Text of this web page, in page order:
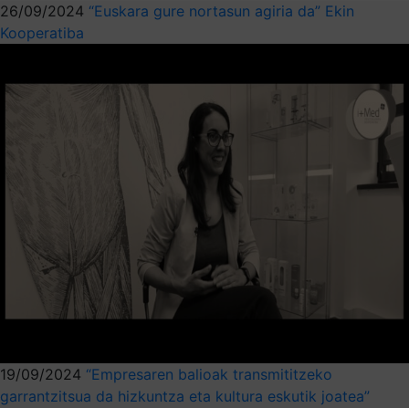
26/09/2024 “Euskara gure nortasun agiria da” Ekin
Kooperatiba
19/09/2024 “Empresaren balioak transmititzeko
garrantzitsua da hizkuntza eta kultura eskutik joatea”